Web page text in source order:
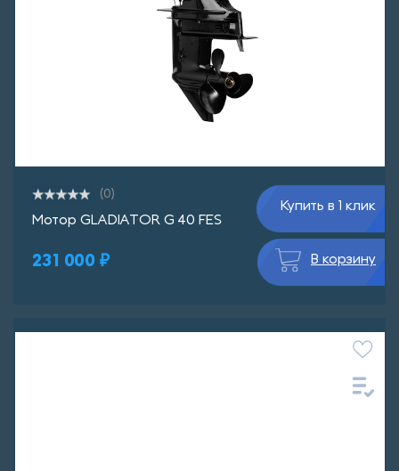
(0)
Мотор GLADIATOR G 40 FES
231 000 ₽
Купить в 1 клик
В корзину